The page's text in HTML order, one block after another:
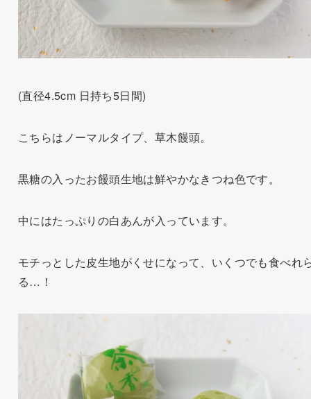
(直径4.5cm 日持ち5日間)
こちらはノーマルタイプ、草木饅頭。
黒糖の入ったお饅頭生地は鮮やかなきつね色です。
中にはたっぷりの白あんが入っています。
モチっとした皮生地がくせになって、いくつでも食べれ
る…！